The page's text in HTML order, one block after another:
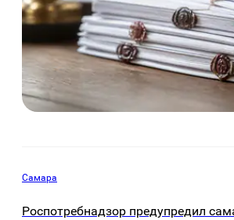
Самара
Роспотребнадзор предупредил